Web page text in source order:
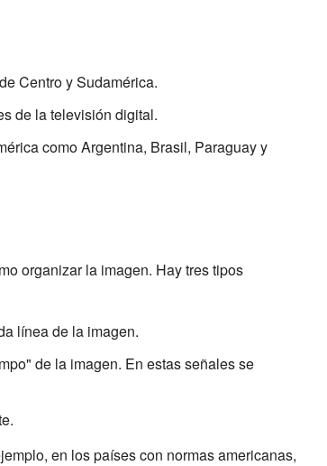
Centro y Sudamérica.
de la televisión digital.
como Argentina, Brasil, Paraguay y
organizar la imagen. Hay tres tipos
línea de la imagen.
de la imagen. En estas señales se
en los países con normas americanas,